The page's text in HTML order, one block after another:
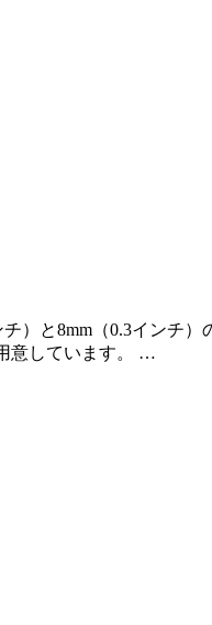
）と8mm（0.3インチ
意しています。 …